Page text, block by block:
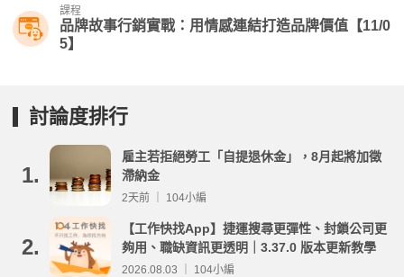
課程
品牌故事行銷實戰：用情感連結打造品牌價值【11/0
5】
討論度排行
1.
雇主若拒絕勞工「自提退休金」，8月起將加徵
滯納金
2天前 ｜ 104小編
2.
【工作快找App】捷運搜尋更彈性、封鎖公司更
夠用、職缺資訊更透明｜3.37.0 版本更新教學
2026.08.03 ｜ 104小編